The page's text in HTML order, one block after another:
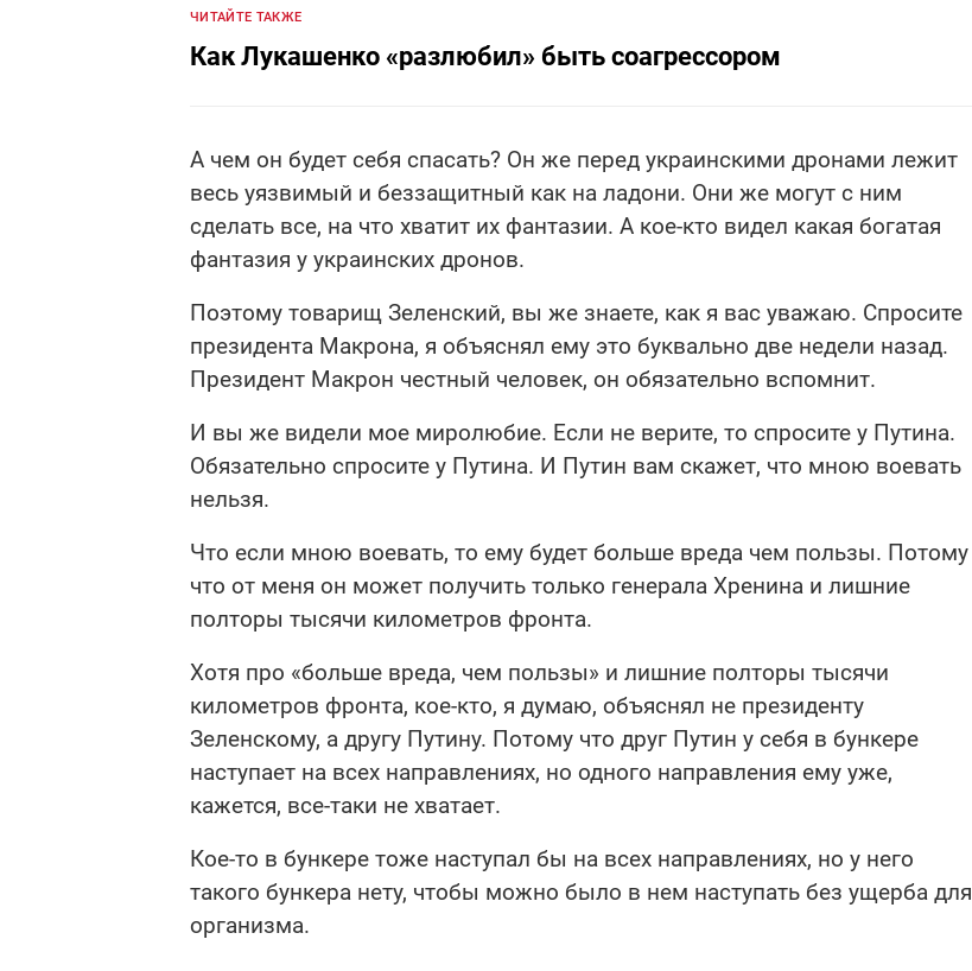
ЧИТАЙТЕ ТАКЖЕ
Как Лукашенко «разлюбил» быть соагрессором
А чем он будет себя спасать? Он же перед украинскими дронами лежит
весь уязвимый и беззащитный как на ладони. Они же могут с ним
сделать все, на что хватит их фантазии. А кое-кто видел какая богатая
фантазия у украинских дронов.
Поэтому товарищ Зеленский, вы же знаете, как я вас уважаю. Спросите
президента Макрона, я объяснял ему это буквально две недели назад.
Президент Макрон честный человек, он обязательно вспомнит.
И вы же видели мое миролюбие. Если не верите, то спросите у Путина.
Обязательно спросите у Путина. И Путин вам скажет, что мною воевать
нельзя.
Что если мною воевать, то ему будет больше вреда чем пользы. Потому
что от меня он может получить только генерала Хренина и лишние
полторы тысячи километров фронта.
Хотя про «больше вреда, чем пользы» и лишние полторы тысячи
километров фронта, кое-кто, я думаю, объяснял не президенту
Зеленскому, а другу Путину. Потому что друг Путин у себя в бункере
наступает на всех направлениях, но одного направления ему уже,
кажется, все-таки не хватает.
Кое-то в бункере тоже наступал бы на всех направлениях, но у него
такого бункера нету, чтобы можно было в нем наступать без ущерба для
организма.